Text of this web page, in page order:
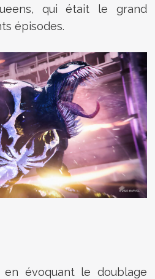
qui était le grand
épisodes.
évoquant le doublage